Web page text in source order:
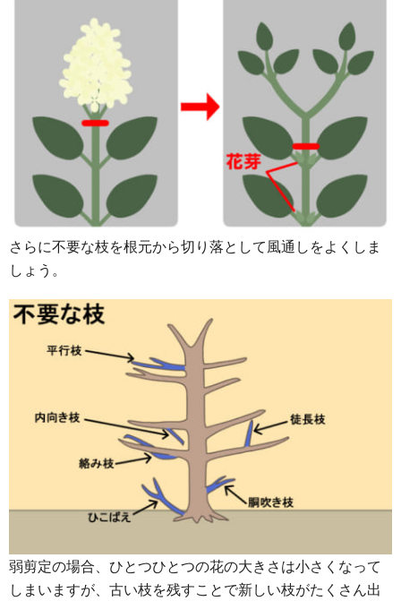
さらに不要な枝を根元から切り落として風通しをよくしま
しょう。
弱剪定の場合、ひとつひとつの花の大きさは小さくなって
しまいますが、古い枝を残すことで新しい枝がたくさん出